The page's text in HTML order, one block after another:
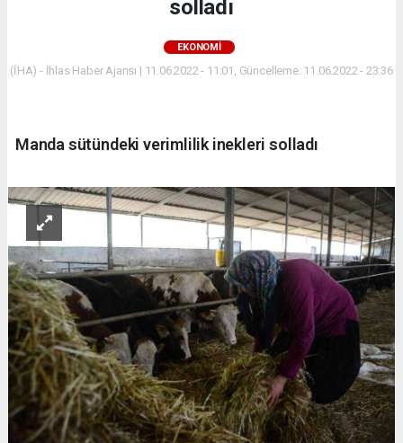
solladı
EKONOMİ
(İHA) - İhlas Haber Ajansı | 11.06.2022 - 11:01, Güncelleme: 11.06.2022 - 23:36
Manda sütündeki verimlilik inekleri solladı